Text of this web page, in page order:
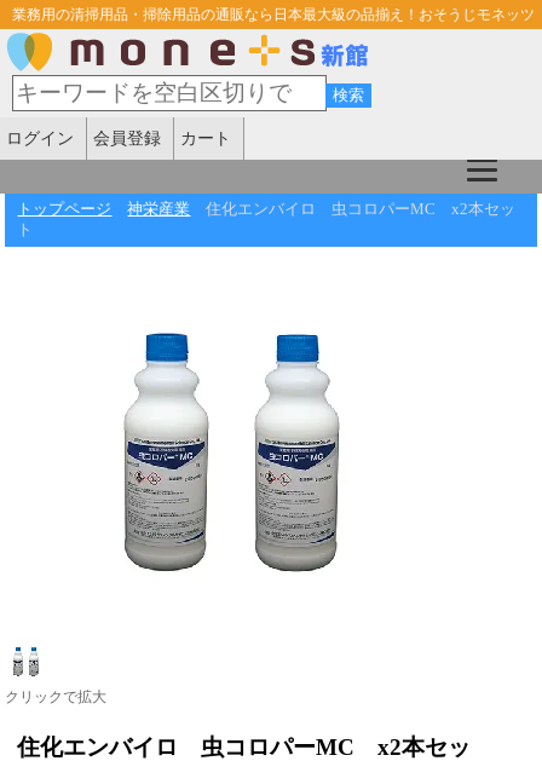
業務用の清掃用品・掃除用品の通販なら日本最大級の品揃え！おそうじモネッツ
ログイン 会員登録 カート
トップページ 神栄産業
住化エンバイロ 虫コロパーMC x2本セッ
ト
クリックで拡大
住化エンバイロ 虫コロパーMC x2本セッ